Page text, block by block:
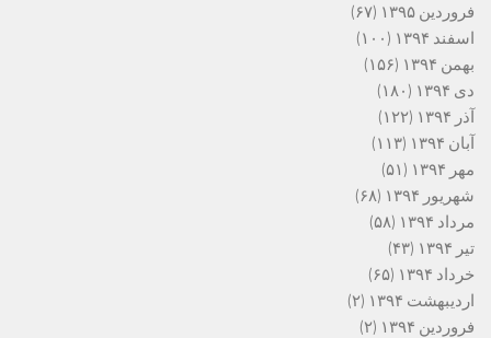
فروردین ۱۳۹۵
(۶۷)
اسفند ۱۳۹۴
(۱۰۰)
بهمن ۱۳۹۴
(۱۵۶)
دی ۱۳۹۴
(۱۸۰)
آذر ۱۳۹۴
(۱۲۲)
آبان ۱۳۹۴
(۱۱۳)
مهر ۱۳۹۴
(۵۱)
شهریور ۱۳۹۴
(۶۸)
مرداد ۱۳۹۴
(۵۸)
تیر ۱۳۹۴
(۴۳)
خرداد ۱۳۹۴
(۶۵)
اردیبهشت ۱۳۹۴
(۲)
فروردین ۱۳۹۴
(۲)